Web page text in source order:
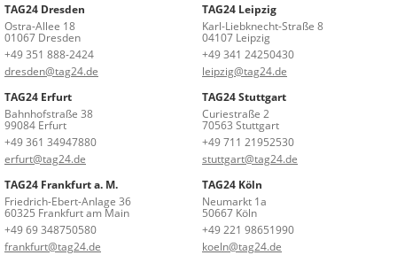
TAG24 Dresden
Ostra-Allee 18
01067 Dresden
+49 351 888-2424
dresden@tag24.de
TAG24 Leipzig
Karl-Liebknecht-Straße 8
04107 Leipzig
+49 341 24250430
leipzig@tag24.de
TAG24 Erfurt
Bahnhofstraße 38
99084 Erfurt
+49 361 34947880
erfurt@tag24.de
TAG24 Stuttgart
Curiestraße 2
70563 Stuttgart
+49 711 21952530
stuttgart@tag24.de
TAG24 Frankfurt a. M.
Friedrich-Ebert-Anlage 36
60325 Frankfurt am Main
+49 69 348750580
frankfurt@tag24.de
TAG24 Köln
Neumarkt 1a
50667 Köln
+49 221 98651990
koeln@tag24.de